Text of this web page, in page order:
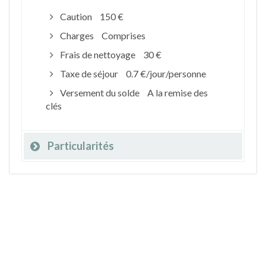
Caution
150 €
Charges
Comprises
Frais de nettoyage
30 €
Taxe de séjour
0.7 €/jour/personne
Versement du solde
A la remise des
clés
Particularités